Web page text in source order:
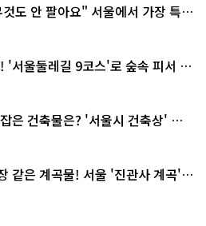
도 안 팔아요" 서울에서 가장 특별
'서울둘레길 9코스'로 숲속 피서 떠
은 건축물은? '서울시 건축상' 수
같은 계곡물! 서울 '진관사 계곡'이